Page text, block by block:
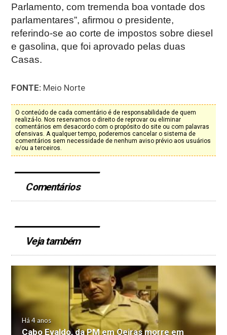
Parlamento, com tremenda boa vontade dos
parlamentares”, afirmou o presidente,
referindo-se ao corte de impostos sobre diesel
e gasolina, que foi aprovado pelas duas
Casas.
FONTE: Meio Norte
O conteúdo de cada comentário é de responsabilidade de quem
realizá-lo. Nos reservamos o direito de reprovar ou eliminar
comentários em desacordo com o propósito do site ou com palavras
ofensivas. A qualquer tempo, poderemos cancelar o sistema de
comentários sem necessidade de nenhum aviso prévio aos usuários
e/ou a terceiros.
Comentários
Veja também
Há 4 anos
Cabo Evaldo, da PM em Oeiras morre em